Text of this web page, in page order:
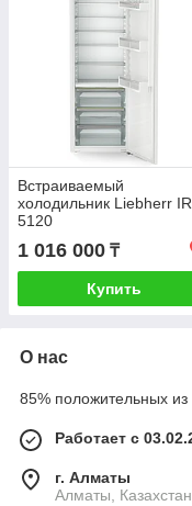
Встраиваемый
холодильник Liebherr
5120
1 016 000 ₸
Купить
О нас
85% положительных из
Работает с
г. Алматы
Алматы, Казахстан